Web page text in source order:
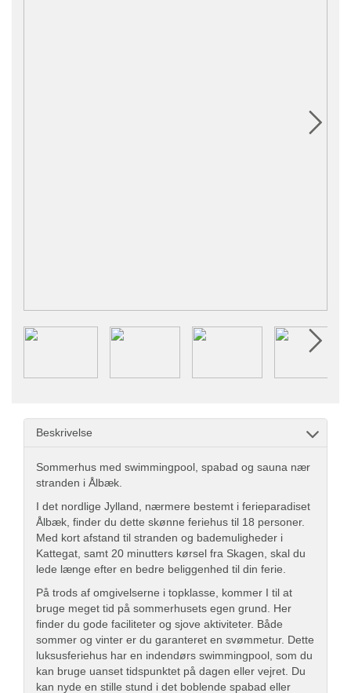
Beskrivelse
Sommerhus med swimmingpool, spabad og sauna nær
stranden i Ålbæk.
I det nordlige Jylland, nærmere bestemt i ferieparadiset
Ålbæk, finder du dette skønne feriehus til 18 personer.
Med kort afstand til stranden og bademuligheder i
Kattegat, samt 20 minutters kørsel fra Skagen, skal du
lede længe efter en bedre beliggenhed til din ferie.
På trods af omgivelserne i topklasse, kommer I til at
bruge meget tid på sommerhusets egen grund. Her
finder du gode faciliteter og sjove aktiviteter. Både
sommer og vinter er du garanteret en svømmetur. Dette
luksusferiehus har en indendørs swimmingpool, som du
kan bruge uanset tidspunktet på dagen eller vejret. Du
kan nyde en stille stund i det boblende spabad eller